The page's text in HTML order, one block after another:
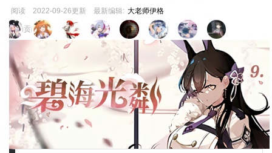
阅读 2022-09-26更新 最新编辑: 大老师伊格
跳
到
航
跳
到
索
页面贡献者 :